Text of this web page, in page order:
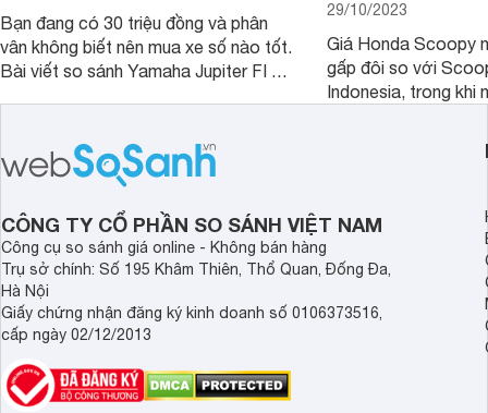
Bạn đang có 30 triệu đồng và phân
vân không biết nên mua xe số nào tốt.
Bài viết so sánh Yamaha Jupiter FI và
29/10/2023
Giá Honda Scoopy
gấp đôi so với
Indonesia, trong khi
chênh lệch giá lớn
sánh Honda
CÔNG TY CỔ PHẦN SO SÁNH VIỆT NAM
Công cụ so sánh giá online - Không bán hàng
Trụ sở chính: Số 195 Khâm Thiên, Thổ Quan, Đống Đa,
Hà Nội
Giấy chứng nhận đăng ký kinh doanh số 0106373516,
cấp ngày 02/12/2013